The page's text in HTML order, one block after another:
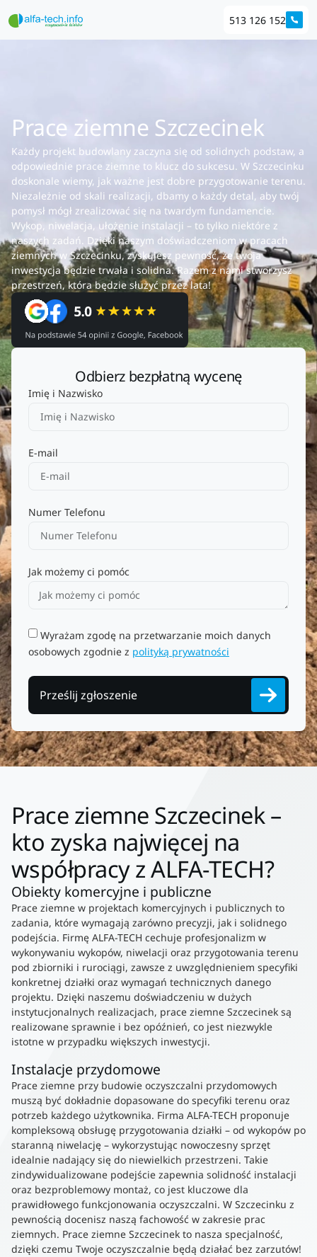
513 126 152
Prace ziemne Szczecinek
Każdy projekt budowlany zaczyna się od solidnych podstaw, a
odpowiednie prace ziemne to klucz do sukcesu. W Szczecinku
doskonale wiemy, jak ważne jest dobre przygotowanie terenu.
Niezależnie od skali realizacji, dbamy o każdy detal, aby twój
pomysł mógł zrealizować się na twardym fundamencie.
Wykop, niwelacja, ułożenie instalacji – to tylko niektóre z
naszych zadań. Dzięki naszym doświadczeniom w pracach
ziemnych w Szczecinku, zyskujesz pewność, że twoja
inwestycja będzie trwała i solidna. Razem z nami stworzysz
przestrzeń, która będzie służyć przez lata!
Odbierz bezpłatną wycenę
Imię i Nazwisko
E-mail
Numer Telefonu
Jak możemy ci pomóc
Wyrażam zgodę na przetwarzanie moich danych
osobowych zgodnie z polityką prywatności
Prześlij zgłoszenie
Prace ziemne Szczecinek –
kto zyska najwięcej na
współpracy z ALFA-TECH?
Obiekty komercyjne i publiczne
Prace ziemne w projektach komercyjnych i publicznych to
zadania, które wymagają zarówno precyzji, jak i solidnego
podejścia. Firmę ALFA-TECH cechuje profesjonalizm w
wykonywaniu wykopów, niwelacji oraz przygotowania terenu
pod zbiorniki i rurociągi, zawsze z uwzględnieniem specyfiki
konkretnej działki oraz wymagań technicznych danego
projektu. Dzięki naszemu doświadczeniu w dużych
instytucjonalnych realizacjach, prace ziemne Szczecinek są
realizowane sprawnie i bez opóźnień, co jest niezwykle
istotne w przypadku większych inwestycji.
Instalacje przydomowe
Prace ziemne przy budowie oczyszczalni przydomowych
muszą być dokładnie dopasowane do specyfiki terenu oraz
potrzeb każdego użytkownika. Firma ALFA-TECH proponuje
kompleksową obsługę przygotowania działki – od wykopów po
staranną niwelację – wykorzystując nowoczesny sprzęt
idealnie nadający się do niewielkich przestrzeni. Takie
zindywidualizowane podejście zapewnia solidność instalacji
oraz bezproblemowy montaż, co jest kluczowe dla
prawidłowego funkcjonowania oczyszczalni. W Szczecinku z
pewnością docenisz naszą fachowość w zakresie prac
ziemnych. Prace ziemne Szczecinek to nasza specjalność,
dzięki czemu Twoje oczyszczalnie będą działać bez zarzutów!